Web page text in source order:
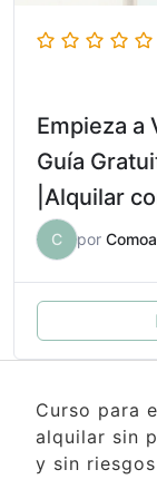
Empieza a
Guía
|Alquilar
C por
Curso para
alquilar sin
y sin